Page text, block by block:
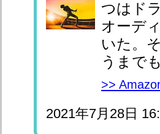
つはド
オーデ
いた。
うまで
>>
2021年7月28日